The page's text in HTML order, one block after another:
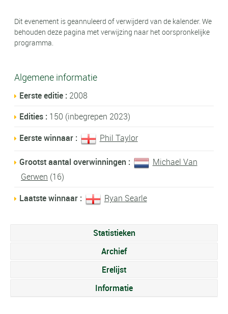
Dit evenement is geannuleerd of verwijderd van de kalender. We
behouden deze pagina met verwijzing naar het oorspronkelijke
programma.
Algemene informatie
Eerste editie : 2008
Edities : 150 (inbegrepen 2023)
Eerste winnaar :
Phil Taylor
Grootst aantal overwinningen :
Michael Van
Gerwen (16)
Laatste winnaar :
Ryan Searle
Statistieken
Archief
Erelijst
Informatie